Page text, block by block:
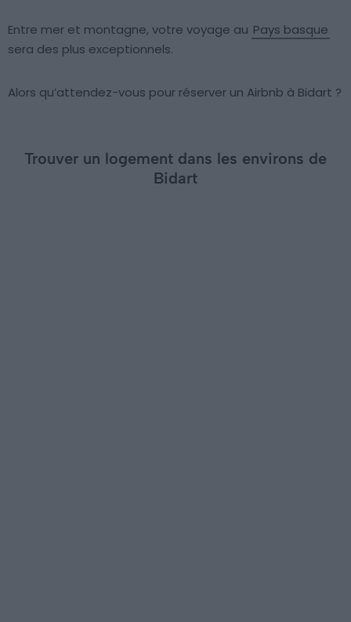
Entre mer et montagne, votre voyage au Pays basque
sera des plus exceptionnels.
Alors qu’attendez-vous pour réserver un Airbnb à Bidart ?
Trouver un logement dans les environs de
Bidart